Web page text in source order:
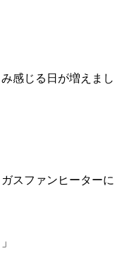
感じる日が増えまし
スファンヒーターに